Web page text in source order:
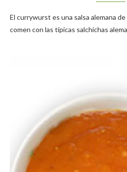
El currywurst es una salsa alemana
comen con las típicas salchichas